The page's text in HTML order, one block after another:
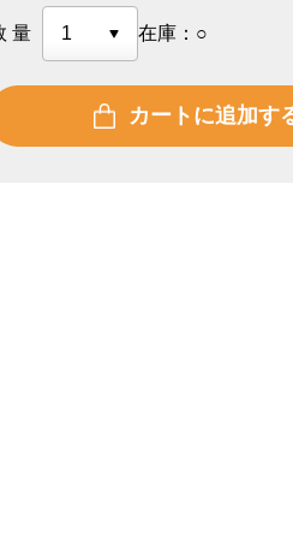
量 在庫： ○
カートに追加す